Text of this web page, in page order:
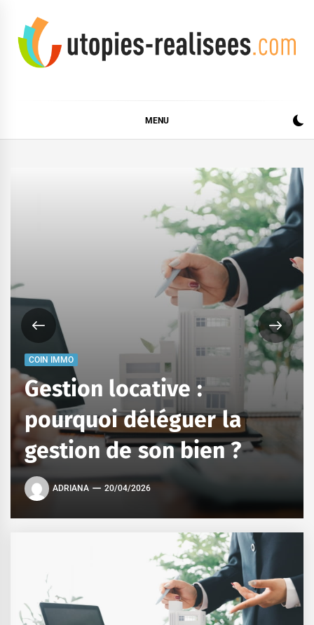
content
MENU
COIN IMMO
Gestion locative :
pourquoi déléguer la
gestion de son bien ?
ADRIANA 20/04/2026